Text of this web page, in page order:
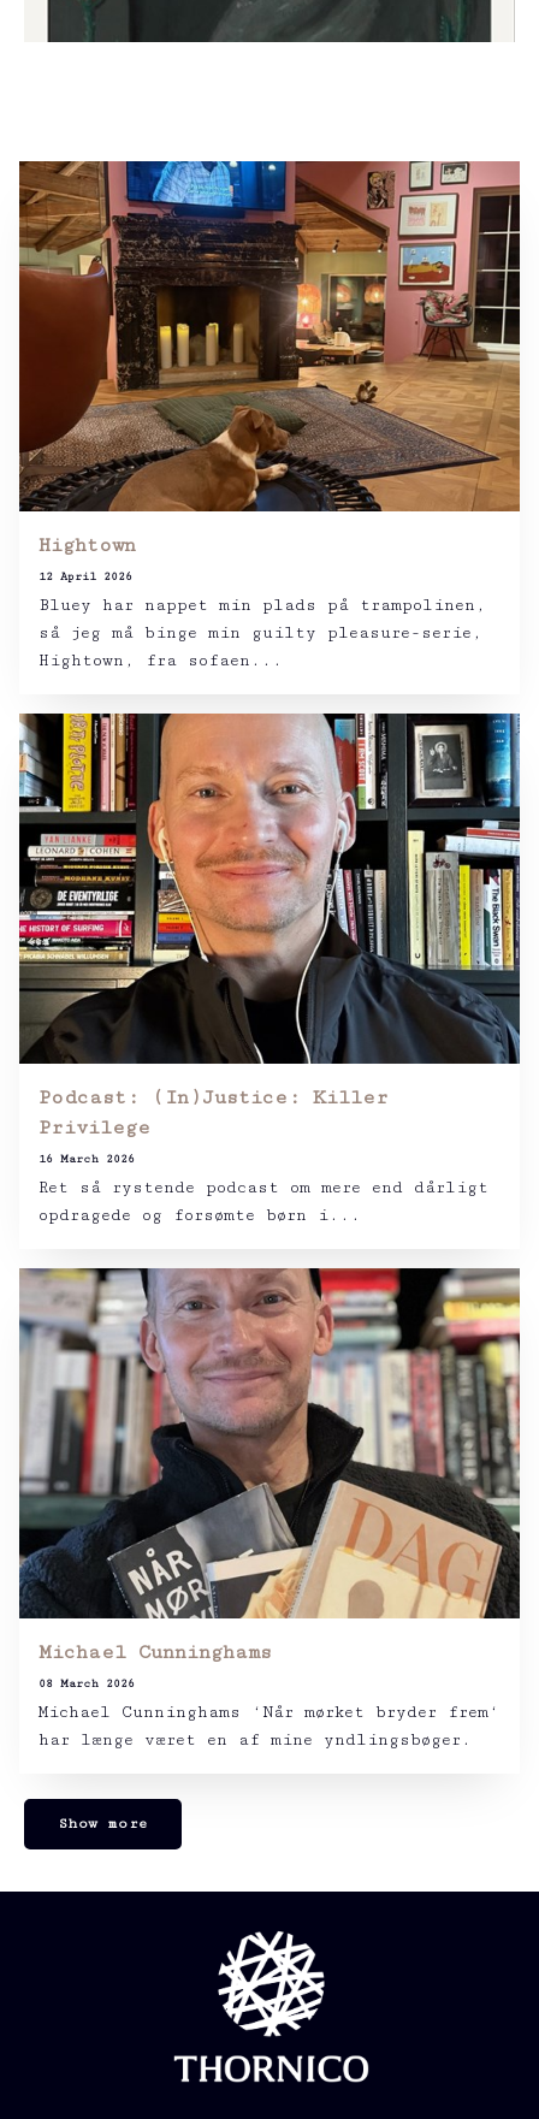
Hightown
12 April 2026
Bluey har nappet min plads på trampolinen,
så jeg må binge min guilty pleasure-serie,
Hightown, fra sofaen...
Podcast: (In)Justice: Killer
Privilege
16 March 2026
Ret så rystende podcast om mere end dårligt
opdragede og forsømte børn i...
Michael Cunninghams
08 March 2026
Michael Cunninghams ‘Når mørket bryder frem‘
har længe været en af mine yndlingsbøger.
Show more